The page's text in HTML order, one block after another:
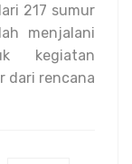
217 sumur
menjalani
kegiatan
dari rencana